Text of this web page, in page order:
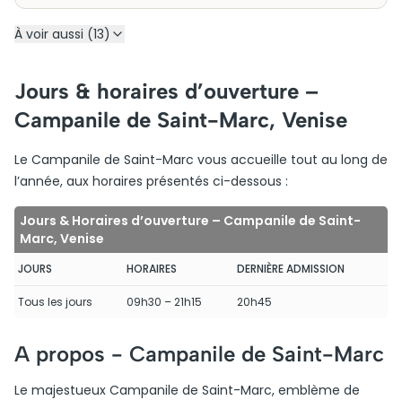
À voir aussi (13)
Jours & horaires d’ouverture –
Campanile de Saint-Marc, Venise
Le Campanile de Saint-Marc vous accueille tout au long de
l’année, aux horaires présentés ci-dessous :
Jours & Horaires d’ouverture – Campanile de Saint-
Marc, Venise
JOURS HORAIRES DERNIÈRE ADMISSION
Tous les jours 09h30 – 21h15 20h45
A propos - Campanile de Saint-Marc
Le majestueux Campanile de Saint-Marc, emblème de